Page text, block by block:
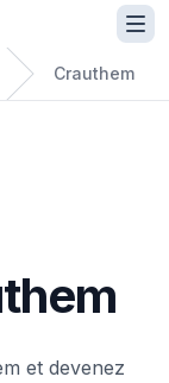
Crauthem
et devenez